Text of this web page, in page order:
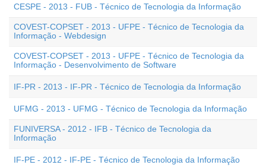
CESPE - 2013 - FUB - Técnico de Tecnologia da Informação
COVEST-COPSET - 2013 - UFPE - Técnico de Tecnologia da
Informação - Webdesign
COVEST-COPSET - 2013 - UFPE - Técnico de Tecnologia da
Informação - Desenvolvimento de Software
IF-PR - 2013 - IF-PR - Técnico de Tecnologia da Informação
UFMG - 2013 - UFMG - Técnico de Tecnologia da Informação
FUNIVERSA - 2012 - IFB - Técnico de Tecnologia da
Informação
IF-PE - 2012 - IF-PE - Técnico de Tecnologia da Informação